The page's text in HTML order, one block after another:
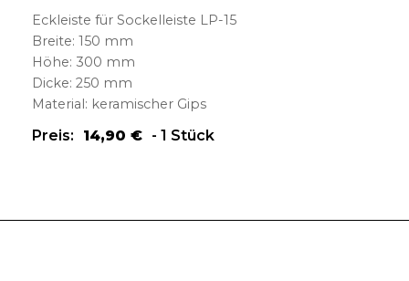
Eckleiste für Sockelleiste LP-15
Breite: 150 mm
Höhe: 300 mm
Dicke: 250 mm
Material: keramischer Gips
Preis: 14,90 € - 1 Stück